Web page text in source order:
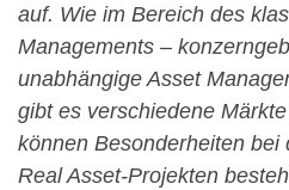
auf. Wie im Bereich des
Managements –
unabhängige Asset
gibt es verschiedene
können Besonderheiten bei
Real Asset-Projekten